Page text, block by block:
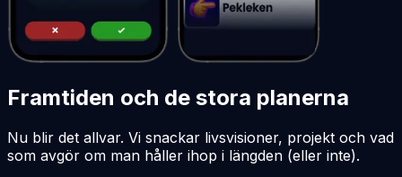
Framtiden och de stora planerna
Nu blir det allvar. Vi snackar livsvisioner, projekt och vad
som avgör om man håller ihop i längden (eller inte).